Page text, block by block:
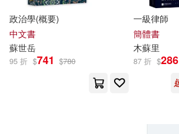
張舜淵(14) 曹永忠(14)
森咲智美(14)
蔡志忠(14)
中國對外翻譯出版公司(81)
同心出版社(81)
浙江人民出版社(81)
政治學(概要)
中文書
蘇世岳
95 折 $741 $780
一級律師
簡體書
木蘇里
87 折 $286